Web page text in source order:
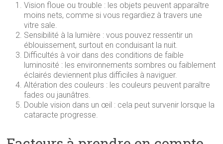
Vision floue ou trouble : les objets peuvent apparaître
moins nets, comme si vous regardiez à travers une
vitre sale.
Sensibilité à la lumière : vous pouvez ressentir un
éblouissement, surtout en conduisant la nuit.
Difficultés à voir dans des conditions de faible
luminosité : les environnements sombres ou faiblement
éclairés deviennent plus difficiles à naviguer.
Altération des couleurs : les couleurs peuvent paraître
fades ou jaunâtres.
Double vision dans un œil : cela peut survenir lorsque la
cataracte progresse.